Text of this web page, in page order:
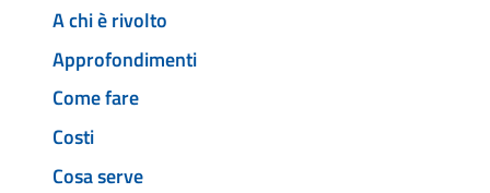
A chi è rivolto
Approfondimenti
Come fare
Costi
Cosa serve